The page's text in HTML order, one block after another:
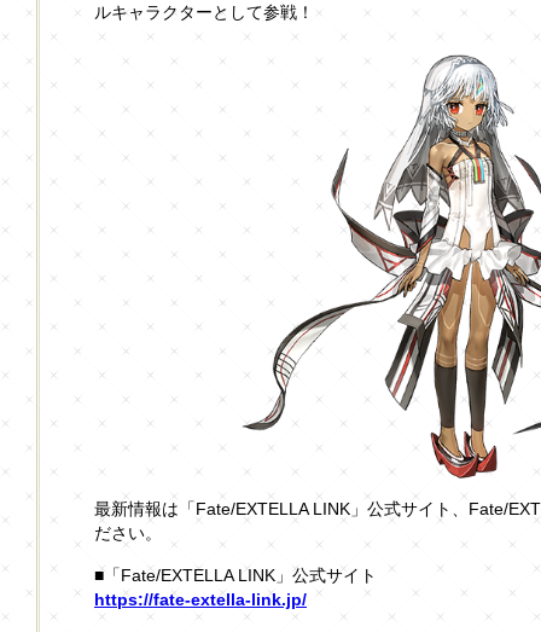
ルキャラクターとして参戦！
最新情報は「Fate/EXTELLA LINK」公式サイト、Fate/
ださい。
■「Fate/EXTELLA LINK」公式サイト
https://fate-extella-link.jp/